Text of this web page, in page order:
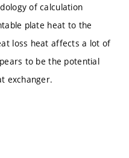
of calculation
plate heat to the
loss heat affects a lot of
to be the potential
exchanger.